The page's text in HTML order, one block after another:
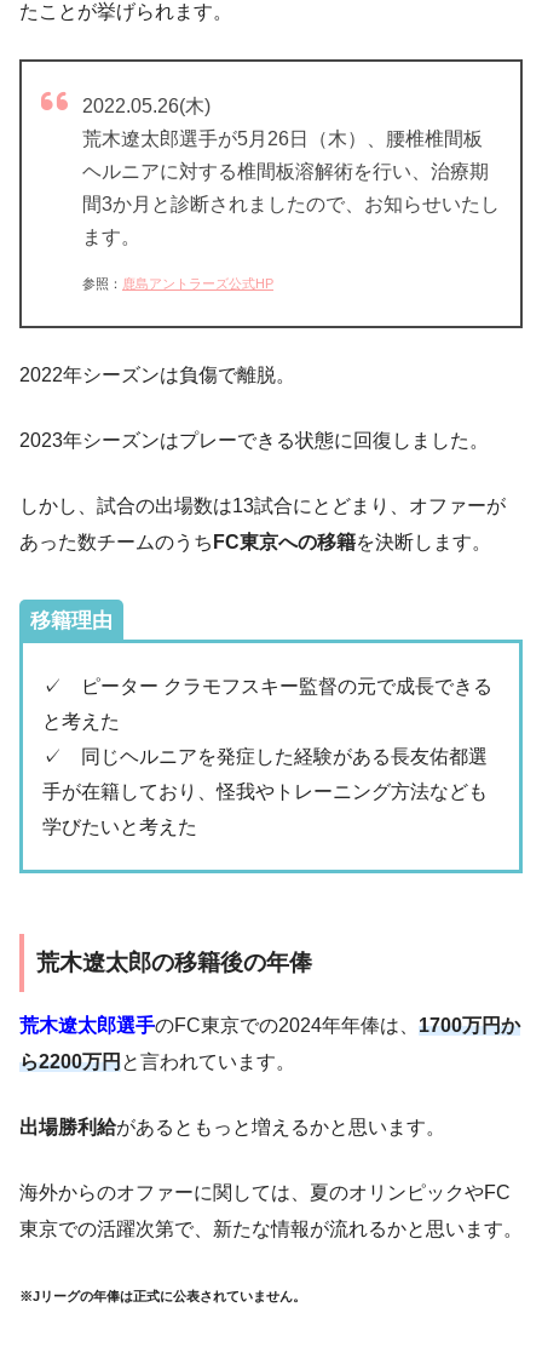
たことが挙げられます。
2022.05.26(木)
荒木遼太郎選手が5月26日（木）、腰椎椎間板
ヘルニアに対する椎間板溶解術を行い、治療期
間3か月と診断されましたので、お知らせいたし
ます。
参照： 鹿島アントラーズ公式HP
2022年シーズンは負傷で離脱。
2023年シーズンはプレーできる状態に回復しました。
しかし、試合の出場数は13試合にとどまり、オファーが
あった数チームのうち FC東京への移籍を決断します。
移籍理由
✓ ピーター クラモフスキー監督の元で成長できる
と考えた
✓ 同じヘルニアを発症した経験がある長友佑都選
手が在籍しており、怪我やトレーニング方法なども
学びたいと考えた
荒木遼太郎の移籍後の年俸
荒木遼太郎選手のFC東京での2024年年俸は、 1700万円か
ら2200万円と言われています。
出場勝利給があるともっと増えるかと思います。
海外からのオファーに関しては、夏のオリンピックやFC
東京での活躍次第で、新たな情報が流れるかと思います。
※Jリーグの年俸は正式に公表されていません。